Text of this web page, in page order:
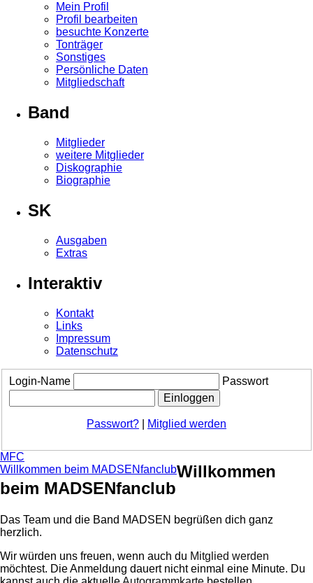
Mein Profil
Profil bearbeiten
besuchte Konzerte
Tonträger
Sonstiges
Persönliche Daten
Mitgliedschaft
Band
Mitglieder
weitere Mitglieder
Diskographie
Biographie
SK
Ausgaben
Extras
Interaktiv
Kontakt
Links
Impressum
Datenschutz
Login-Name Passwort
Passwort? Mitglied werden
MFC
Willkommen beim MADSENfanclubWillkommen
beim MADSENfanclub
Das Team und die Band MADSEN begrüßen dich ganz
herzlich.
Wir würden uns freuen, wenn auch du Mitglied werden
möchtest. Die Anmeldung dauert nicht einmal eine Minute. Du